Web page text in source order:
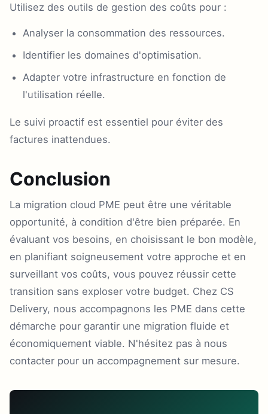
Utilisez des outils de gestion des coûts pour :
Analyser la consommation des ressources.
Identifier les domaines d'optimisation.
Adapter votre infrastructure en fonction de
l'utilisation réelle.
Le suivi proactif est essentiel pour éviter des
factures inattendues.
Conclusion
La migration cloud PME peut être une véritable
opportunité, à condition d'être bien préparée. En
évaluant vos besoins, en choisissant le bon modèle,
en planifiant soigneusement votre approche et en
surveillant vos coûts, vous pouvez réussir cette
transition sans exploser votre budget. Chez CS
Delivery, nous accompagnons les PME dans cette
démarche pour garantir une migration fluide et
économiquement viable. N'hésitez pas à nous
contacter pour un accompagnement sur mesure.